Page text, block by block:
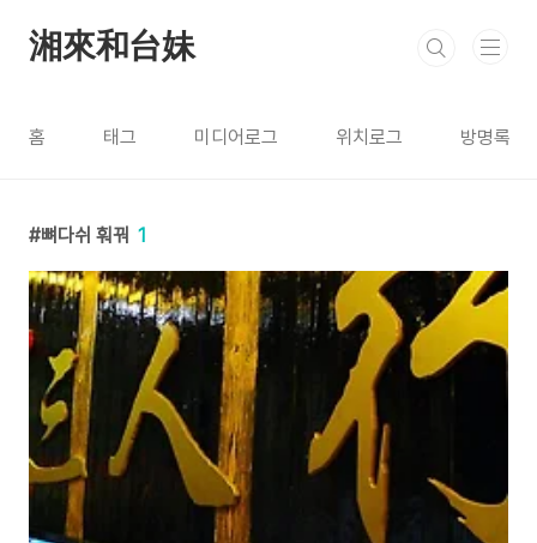
湘來和台妹
홈 태그 미디어로그 위치로그 방명록
뼈다쉬 훠꿔 1